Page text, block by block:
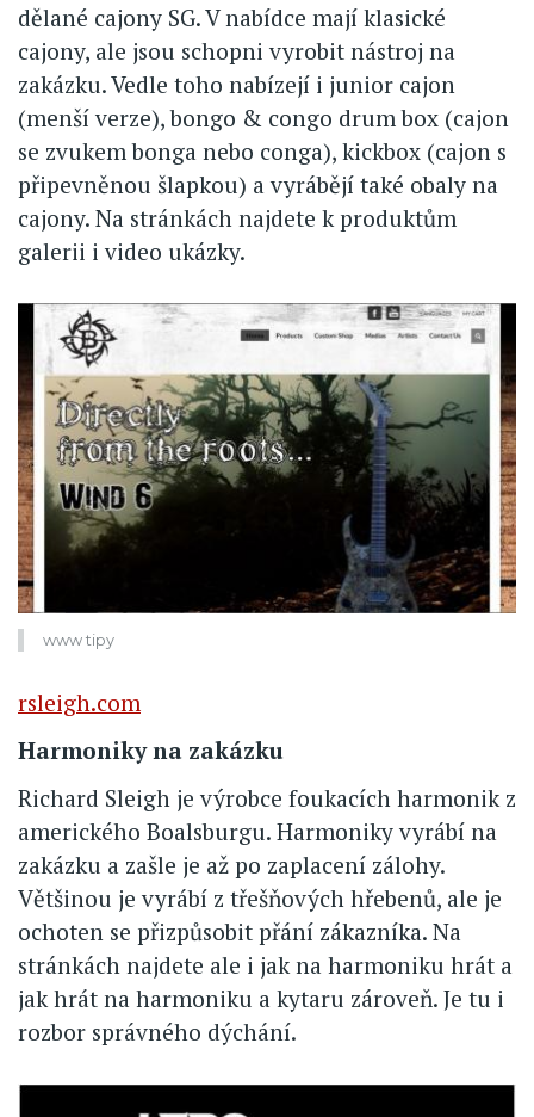
dělané cajony SG. V nabídce mají klasické
cajony, ale jsou schopni vyrobit nástroj na
zakázku. Vedle toho nabízejí i junior cajon
(menší verze), bongo & congo drum box (cajon
se zvukem bonga nebo conga), kickbox (cajon s
připevněnou šlapkou) a vyrábějí také obaly na
cajony. Na stránkách najdete k produktům
galerii i video ukázky.
www tipy
rsleigh.com
Harmoniky na zakázku
Richard Sleigh je výrobce foukacích harmonik z
amerického Boalsburgu. Harmoniky vyrábí na
zakázku a zašle je až po zaplacení zálohy.
Většinou je vyrábí z třešňových hřebenů, ale je
ochoten se přizpůsobit přání zákazníka. Na
stránkách najdete ale i jak na harmoniku hrát a
jak hrát na harmoniku a kytaru zároveň. Je tu i
rozbor správného dýchání.